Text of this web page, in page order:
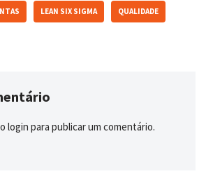
LEAN SIX SIGMA QUALIDADE
login para publicar um comentário.